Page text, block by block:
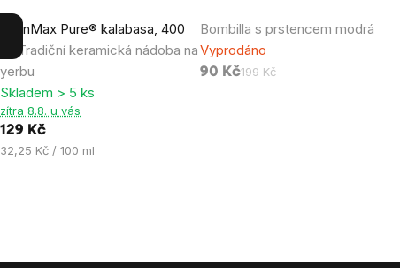
BrainMax Pure® kalabasa, 400
Tradiční keramická nádoba na
yerbu
Průměrné
hodnocení
produktu
je
4,6
z
Skladem > 5 ks
zítra 8.8. u vás
129 Kč
Měrná
32,25 Kč / 100 ml
Bombilla s prstencem modrá
Vyprodáno
90 Kč199 Kč